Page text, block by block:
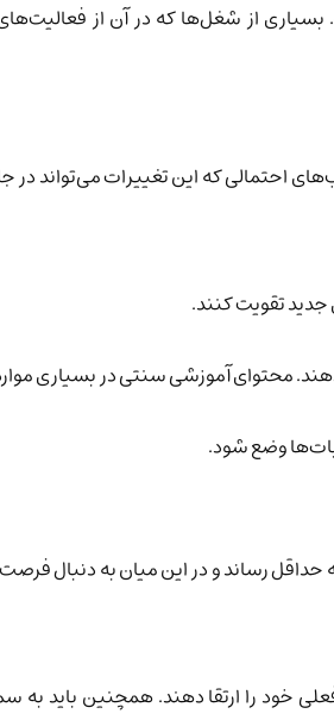
بسیاری از شغل‌ها که در آن از
احتمالی که این تغییرات می‌تواند در
جدید تقویت کنند.
محتوای آموزشی سنتی در بسیاری
وضع شود.
رساند و در این میان به دنبال
خود را ارتقا دهند. همچنین باید